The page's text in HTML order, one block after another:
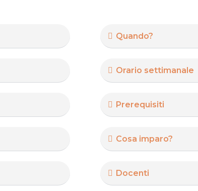
Quando?
Orario settimanale
Prerequisiti
Cosa imparo?
Docenti